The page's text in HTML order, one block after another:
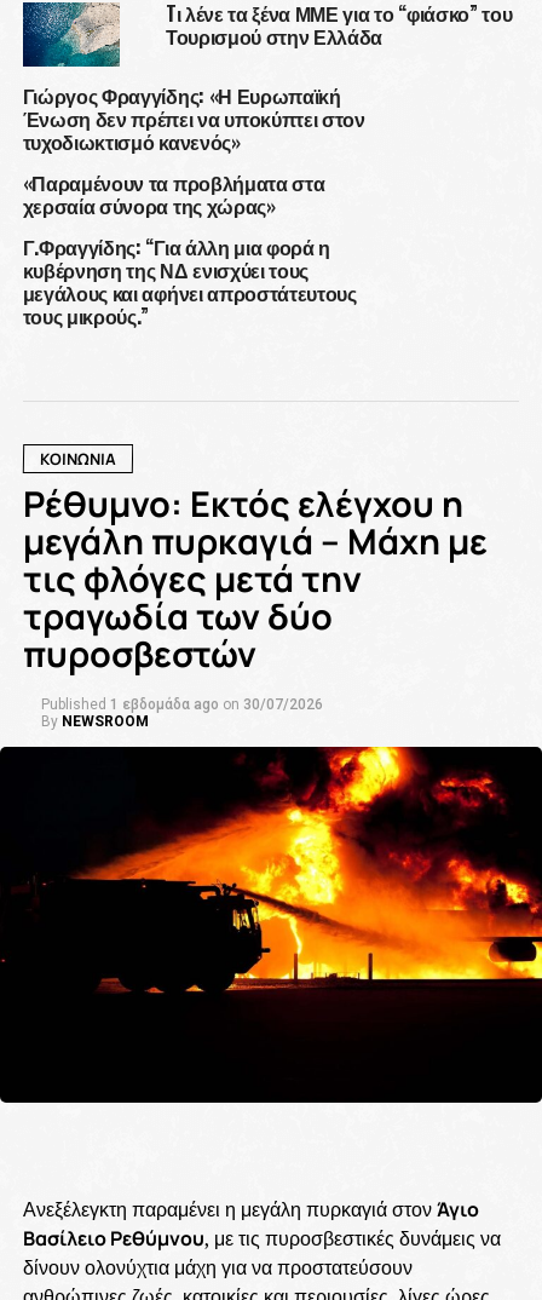
Tι λένε τα ξένα ΜΜΕ για το “φιάσκο” του
Τουρισμού στην Ελλάδα
Γιώργος Φραγγίδης: «Η Ευρωπαϊκή
Ένωση δεν πρέπει να υποκύπτει στον
τυχοδιωκτισμό κανενός»
«Παραμένουν τα προβλήματα στα
χερσαία σύνορα της χώρας»
Γ.Φραγγίδης: “Για άλλη μια φορά η
κυβέρνηση της ΝΔ ενισχύει τους
μεγάλους και αφήνει απροστάτευτους
τους μικρούς.”
ΚΟΙΝΩΝΙΑ
Ρέθυμνο: Εκτός ελέγχου η
μεγάλη πυρκαγιά – Μάχη με
τις φλόγες μετά την
τραγωδία των δύο
πυροσβεστών
Published 1 εβδομάδα ago on 30/07/2026
By NEWSROOM
Ανεξέλεγκτη παραμένει η μεγάλη πυρκαγιά στονΆγιο
Βασίλειο Ρεθύμνου, με τις πυροσβεστικές δυνάμεις να
δίνουν ολονύχτια μάχη για να προστατεύσουν